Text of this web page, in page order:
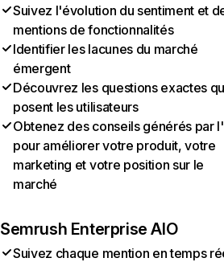
Suivez l'évolution du sentiment et
mentions de fonctionnalités
Identifier les lacunes du marché
émergent
Découvrez les questions exactes
posent les utilisateurs
Obtenez des conseils générés par
pour améliorer votre produit, votre
marketing et votre position sur le
marché
Semrush Enterprise AIO
Suivez chaque mention en temps